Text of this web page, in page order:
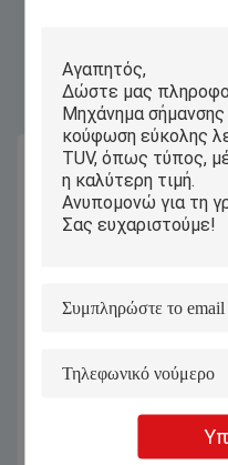
1070nm 1000W 1500W